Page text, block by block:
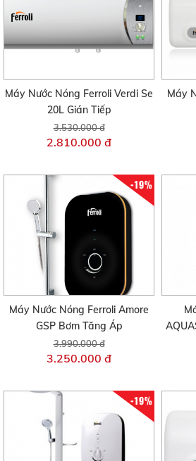
Máy Nước Nóng Ferroli Verdi Se
20L Gián Tiếp
3.530.000 đ
2.810.000 đ
Máy
-19%
Máy Nước Nóng Ferroli Amore
GSP Bơm Tăng Áp
3.990.000 đ
3.250.000 đ
-19%